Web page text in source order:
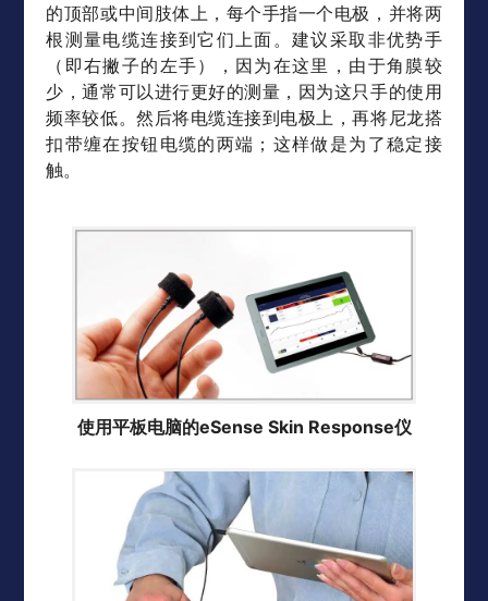
的顶部或中间肢体上，每个手指一个电极，并将两
根测量电缆连接到它们上面。建议采取非优势手
（即右撇子的左手），因为在这里，由于角膜较
少，通常可以进行更好的测量，因为这只手的使用
频率较低。然后将电缆连接到电极上，再将尼龙搭
扣带缠在按钮电缆的两端；这样做是为了稳定接
触。
使用平板电脑的eSense Skin Response仪